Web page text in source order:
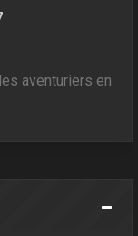
aventuriers en